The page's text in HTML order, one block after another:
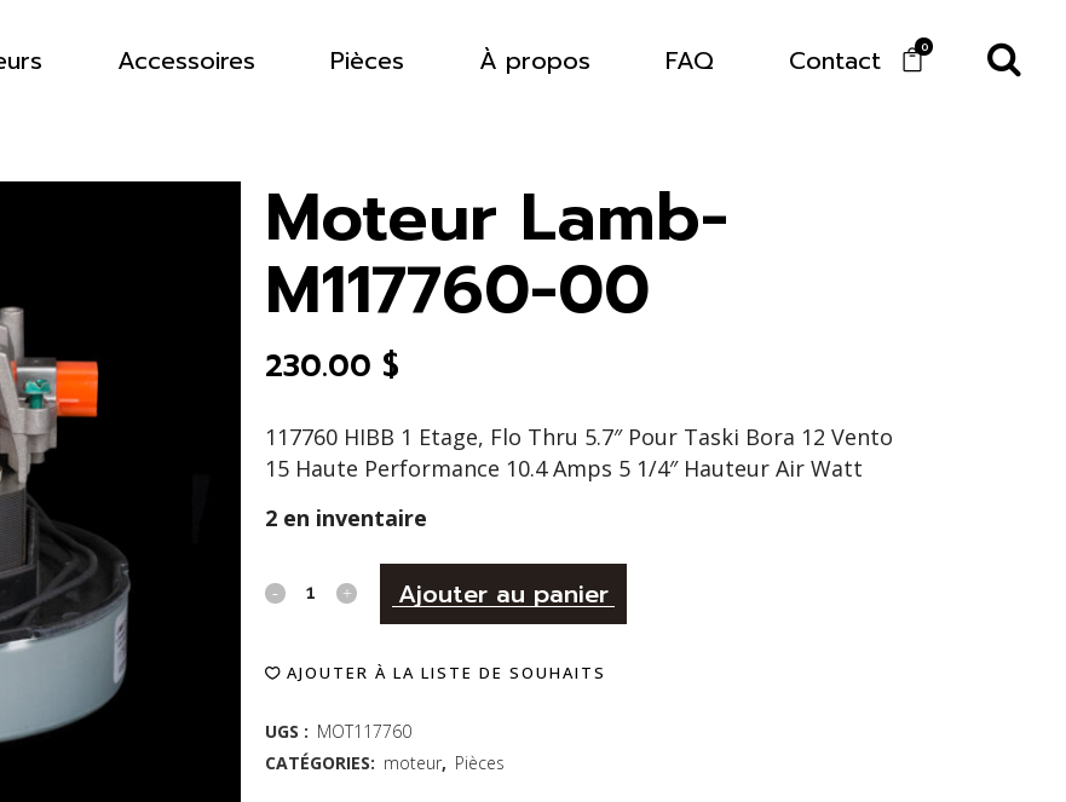
0
Accessoires Pièces À propos FAQ Contact
Moteur Lamb-
M117760-00
230.00 $
117760 HIBB 1 Etage, Flo Thru 5.7″ Pour Taski Bora 12 Vento
15 Haute Performance 10.4 Amps 5 1/4″ Hauteur Air Watt
2 en inventaire
Moteur
M117760-
00
quantity
Ajouter au panier
AJOUTER À LA LISTE DE SOUHAITS
UGS : MOT117760
CATÉGORIES: moteur, Pièces